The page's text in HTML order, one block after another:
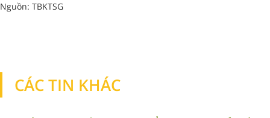
Nguồn: TBKTSG
CÁC TIN KHÁC